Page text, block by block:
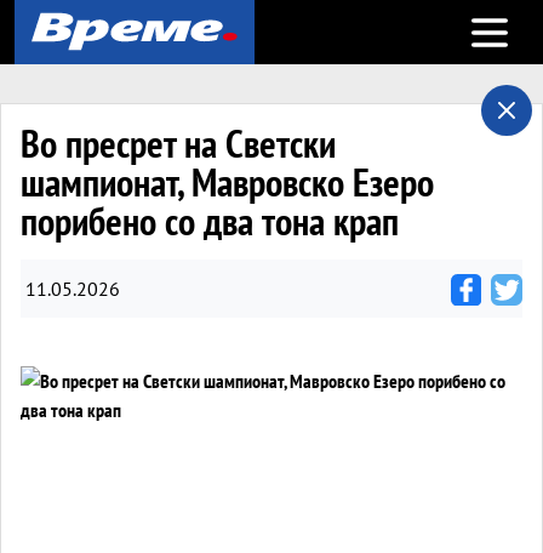
Open
Во пресрет на Светски
шампионат, Мавровско Езеро
порибено со два тона крап
11.05.2026